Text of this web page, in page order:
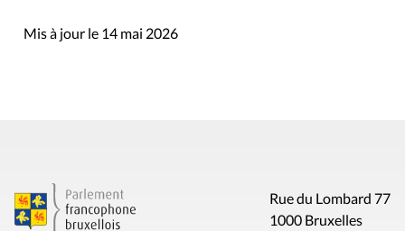
Mis à jour le 14 mai 2026
Rue du Lombard 77
1000 Bruxelles